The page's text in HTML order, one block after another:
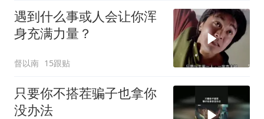
遇到什么事或人会让你浑
身充满力量？
督以南 15跟贴
只要你不搭茬骗子也拿你
没办法